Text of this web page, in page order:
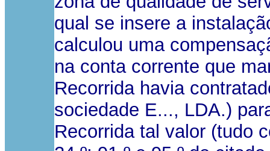
qual se insere a
calculou uma
na conta corrente que
Recorrida havia
sociedade E..., LDA.)
Recorrida tal valor (tudo